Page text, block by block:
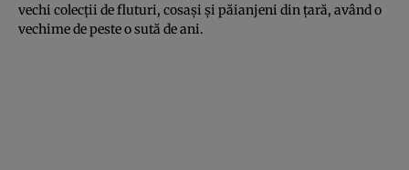
vechi colecţii de fluturi, cosaşi şi păianjeni din ţară, având o
vechime de peste o sută de ani.